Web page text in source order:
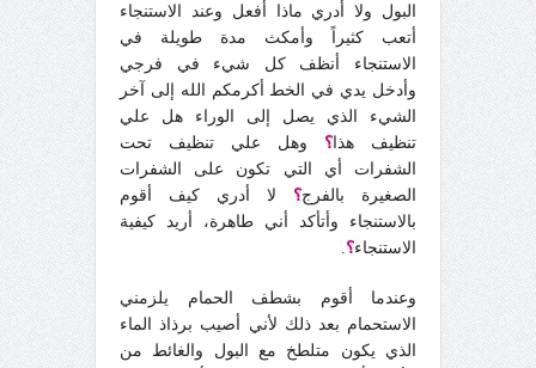
البول ولا أدري ماذا أفعل وعند الاستنجاء
أتعب كثيراً وأمكث مدة طويلة في
الاستنجاء أنظف كل شيء في فرجي
وأدخل يدي في الخط أكرمكم الله إلى آخر
الشيء الذي يصل إلى الوراء هل علي
تنظيف هذا ؟ وهل علي تنظيف تحت
الشفرات أي التي تكون على الشفرات
الصغيرة بالفرج؟ لا أدري كيف أقوم
بالاستنجاء وأتأكد أني طاهرة، أريد كيفية
الاستنجاء؟
وعندما أقوم بشطف الحمام يلزمني
الاستحمام بعد ذلك لأني أصيب برذاذ الماء
الذي يكون متلطخ مع البول والغائط من